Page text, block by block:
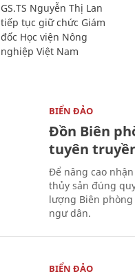
GS.TS Nguyễn Thị Lan
tiếp tục giữ chức Giám
đốc Học viện Nông
nghiệp Việt Nam
BIỂN ĐẢO
Đồn Biên
tuyên
Để nâng cao
thủy sản đúng
lượng Biên
ngư dân.
BIỂN ĐẢO